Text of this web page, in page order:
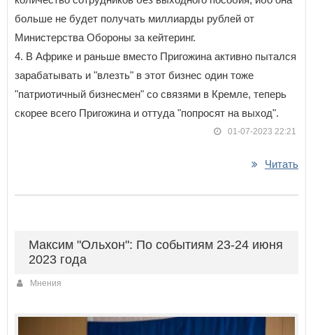
больше не будет получать миллиарды рублей от
Министерства Обороны за кейтеринг.
4. В Африке и раньше вместо Пригожина активно пытался
зарабатывать и "влезть" в этот бизнес один тоже
"патриотичный бизнесмен" со связями в Кремле, теперь
скорее всего Пригожина и оттуда "попросят на выход".
01-07-2023 22:21
Читать
Максим "Ольхон": По событиям 23-24 июня
2023 года
Мнения